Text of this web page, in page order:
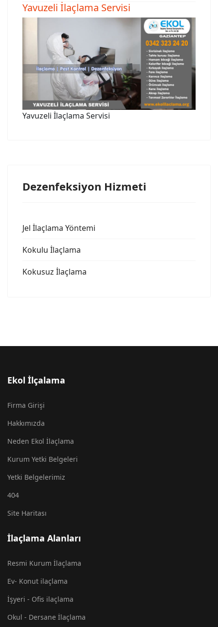
Yavuzeli İlaçlama Servisi
Yavuzeli İlaçlama Servisi
Dezenfeksiyon Hizmeti
Jel İlaçlama Yöntemi
Kokulu İlaçlama
Kokusuz İlaçlama
Ekol İlçalama
Firma Girişi
Hakkımızda
Neden Ekol İlaçlama
Kurum Yetki Belgeleri
Yetki Belgelerimiz
404
Site Haritası
İlaçlama Alanları
Resmi Kurum İlaçlama
Ev- Konut ilaçlama
İşyeri - Ofis ilaçlama
Okul - Dersane İlaçlama